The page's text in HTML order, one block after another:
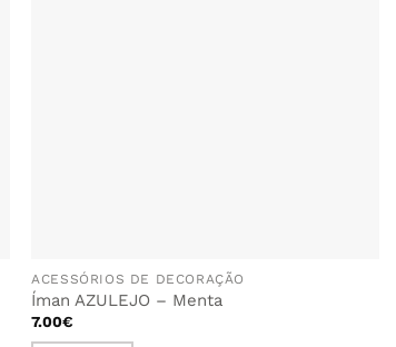
ACESSÓRIOS DE DECORAÇÃO
Íman AZULEJO – Menta
7.00€